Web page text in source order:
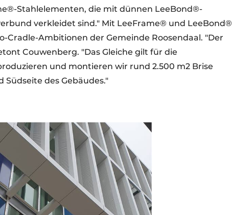
Stahlelementen, die mit dünnen LeeBond®-
verkleidet sind." Mit LeeFrame® und LeeBond®
Cradle-Ambitionen der Gemeinde Roosendaal. "Der
Couwenberg. "Das Gleiche gilt für die
und montieren wir rund 2.500 m2 Brise
Südseite des Gebäudes."